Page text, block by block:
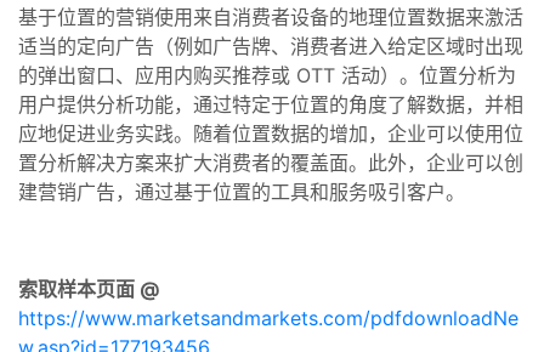
基于位置的营销使用来自消费者设备的地理位置数据来激活
适当的定向广告（例如广告牌、消费者进入给定区域时出现
的弹出窗口、应用内购买推荐或 OTT 活动）。位置分析为
用户提供分析功能，通过特定于位置的角度了解数据，并相
应地促进业务实践。随着位置数据的增加，企业可以使用位
置分析解决方案来扩大消费者的覆盖面。此外，企业可以创
建营销广告，通过基于位置的工具和服务吸引客户。
索取样本页面 @
https://www.marketsandmarkets.com/pdfdownloadNe
w.asp?id=177193456